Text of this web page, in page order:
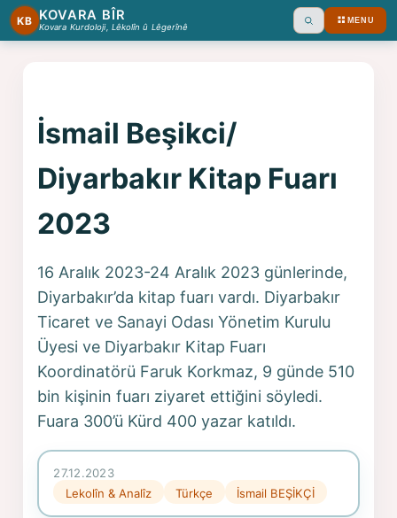
KB KOVARA BÎR
Kovara Kurdoloji, Lêkolîn û Lêgerînê Ara MENU
İsmail Beşikci/
Diyarbakır Kitap Fuarı
2023
16 Aralık 2023-24 Aralık 2023 günlerinde,
Diyarbakır’da kitap fuarı vardı. Diyarbakır
Ticaret ve Sanayi Odası Yönetim Kurulu
Üyesi ve Diyarbakır Kitap Fuarı
Koordinatörü Faruk Korkmaz, 9 günde 510
bin kişinin fuarı ziyaret ettiğini söyledi.
Fuara 300’ü Kürd 400 yazar katıldı.
27.12.2023
Lekolîn & Analîz
Türkçe İsmail BEŞİKÇİ